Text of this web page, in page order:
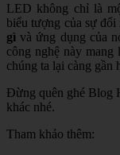
LED không chỉ là
biểu tượng của sự
gì và ứng dụng của
công nghệ này
chúng ta lại càng gần
Đừng quên ghé Blog
khác nhé.
Tham khảo thêm: